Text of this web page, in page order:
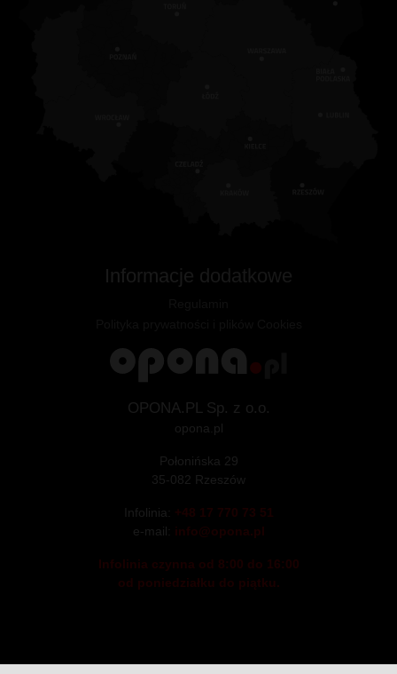
Informacje dodatkowe
OPONA.PL Sp. z o.o.
opona.pl
Połonińska 29
35-082 Rzeszów
Infolinia: +48 17 770 73 51
e-mail: info@opona.pl
Infolinia czynna od 8:00 do 16:00
od poniedziałku do piątku.